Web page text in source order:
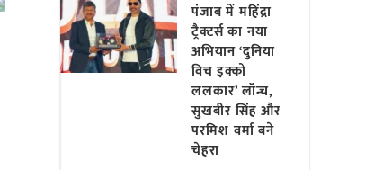
पंजाब में महिंद्रा
ट्रैक्टर्स का नया
अभियान ‘दुनिया
विच इक्को
ललकार’ लॉन्च,
सुखबीर सिंह और
परमिश वर्मा बने
चेहरा